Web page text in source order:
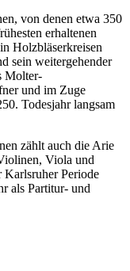
von denen etwa 350
erhaltenen
Holzbläserkreisen
sein weitergehender
Molter-
und im Zuge
Todesjahr langsam
zählt auch die Arie
Viola und
Periode
als Partitur- und